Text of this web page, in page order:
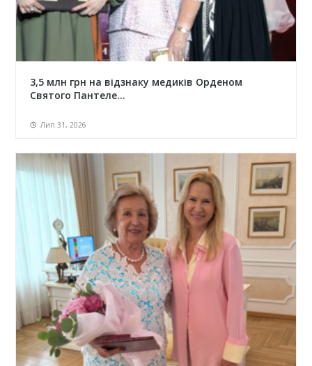
3,5 млн грн на відзнаку медиків Орденом
Святого Пантеле...
Лип 31, 2026